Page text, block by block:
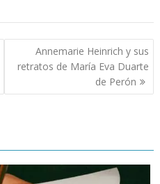
Annemarie Heinrich y sus
retratos de María Eva Duarte
de Perón